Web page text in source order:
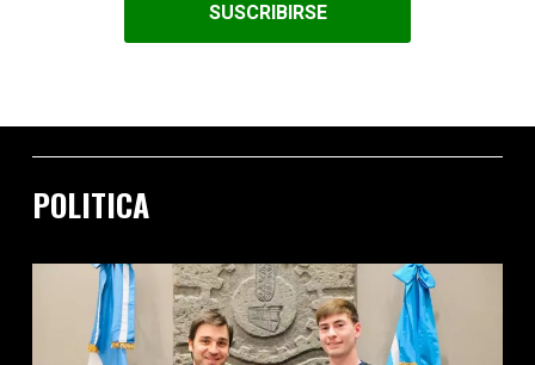
SUSCRIBIRSE
POLITICA